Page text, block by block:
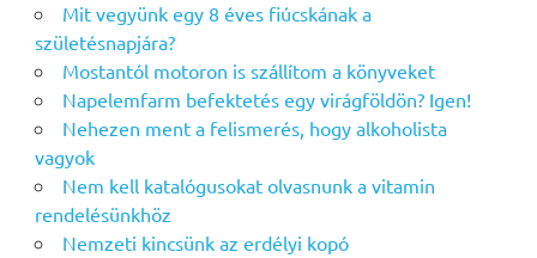
Mit vegyünk egy 8 éves fiúcskának a
születésnapjára?
Mostantól motoron is szállítom a könyveket
Napelemfarm befektetés egy virágföldön? Igen!
Nehezen ment a felismerés, hogy alkoholista
vagyok
Nem kell katalógusokat olvasnunk a vitamin
rendelésünkhöz
Nemzeti kincsünk az erdélyi kopó